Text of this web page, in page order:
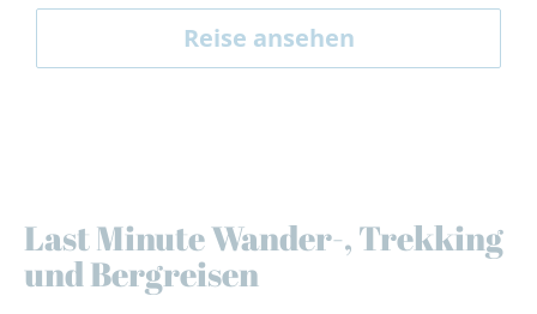
Reise ansehen
Last Minute Wander-, Trekking
und Bergreisen